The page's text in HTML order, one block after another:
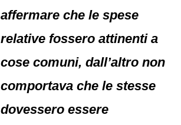
affermare che le spese
relative fossero attinenti a
cose comuni, dall’altro non
comportava che le stesse
dovessero essere